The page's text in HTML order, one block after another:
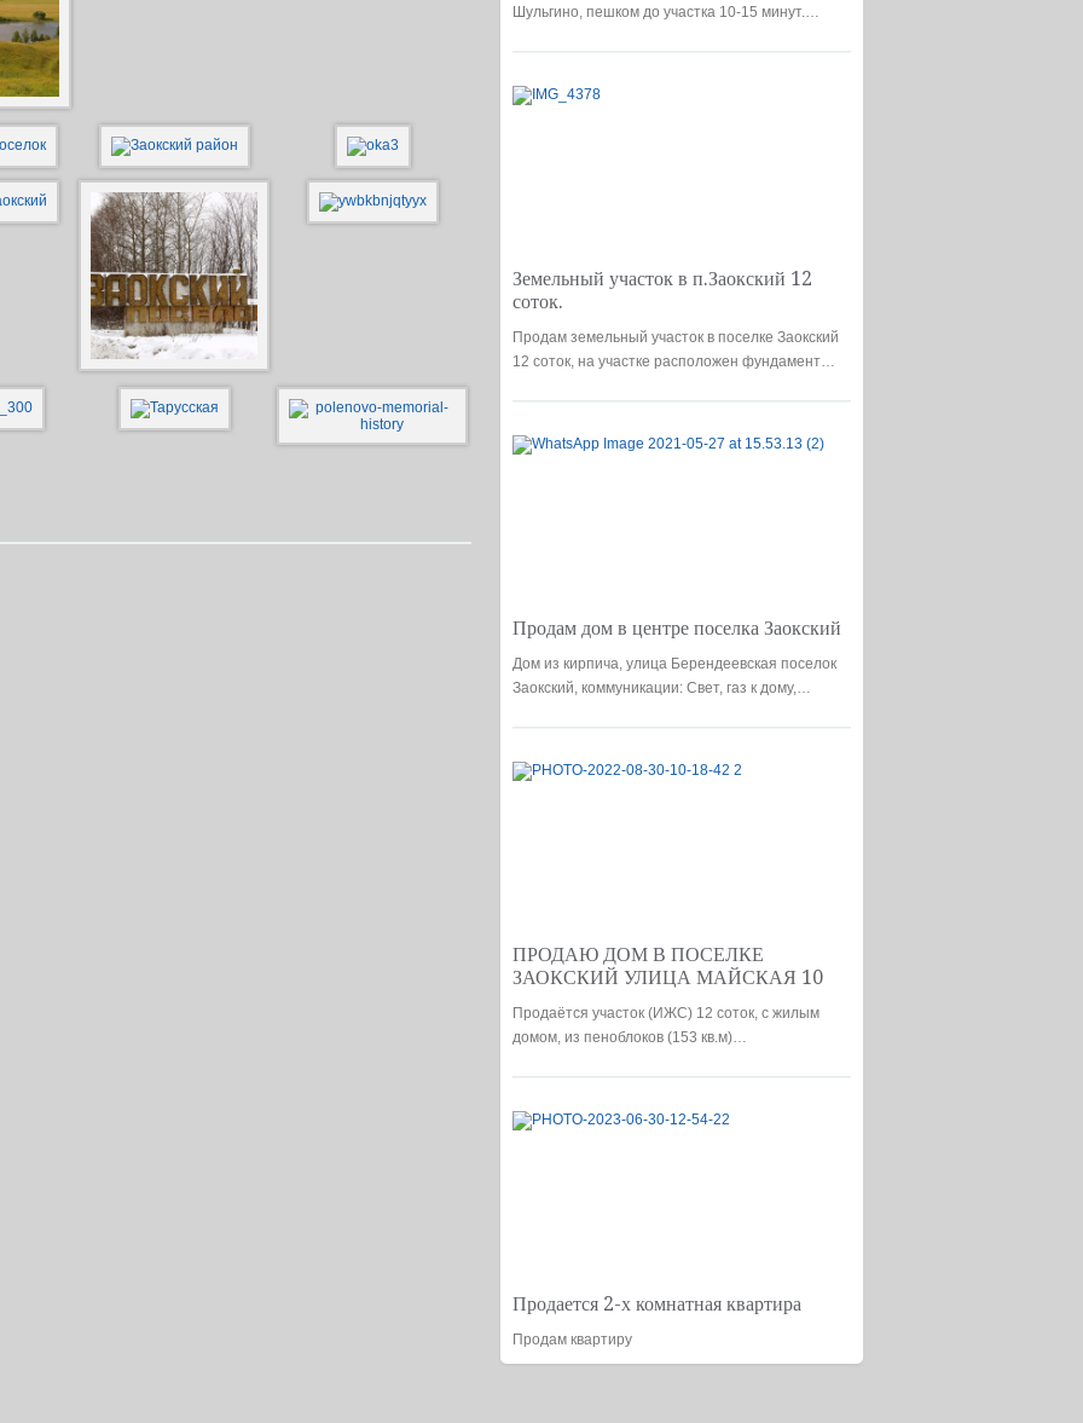
Шульгино, пешком до участка 10-15 минут.…
Земельный участок в п.Заокский 12
соток.
Продам земельный участок в поселке Заокский
12 соток, на участке расположен фундамент…
Продам дом в центре поселка Заокский
Дом из кирпича, улица Берендеевская поселок
Заокский, коммуникации: Свет, газ к дому,…
ПРОДАЮ ДОМ В ПОСЕЛКЕ
ЗАОКСКИЙ УЛИЦА МАЙСКАЯ 10
Продаётся участок (ИЖС) 12 соток, с жилым
домом, из пеноблоков (153 кв.м)…
Продается 2-х комнатная квартира
Продам квартиру